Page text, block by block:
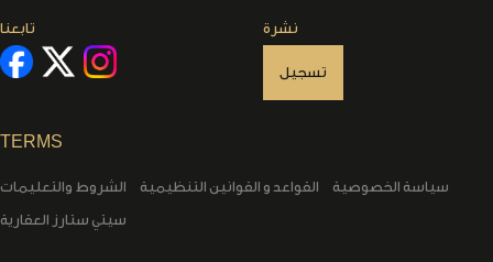
تابعنا نشرة
تسجيل
TERMS
الشروط والتعليمات القواعد و القوانين التنظيمية
سياسة الخصوصية
سيتي ستارز العقارية